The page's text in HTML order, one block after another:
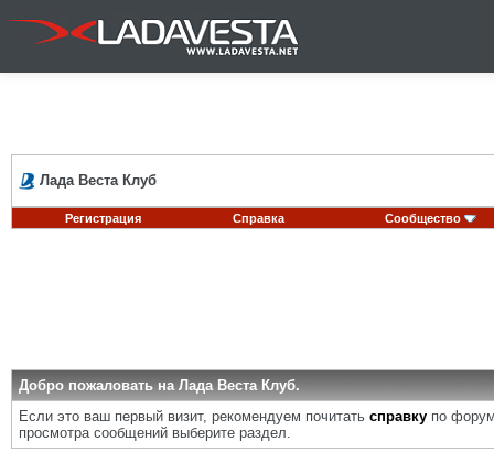
Лада Веста Клуб
Регистрация Справка Сообщество
Добро пожаловать на Лада Веста Клуб.
Если это ваш первый визит, рекомендуем почитать справку по
просмотра сообщений выберите раздел.